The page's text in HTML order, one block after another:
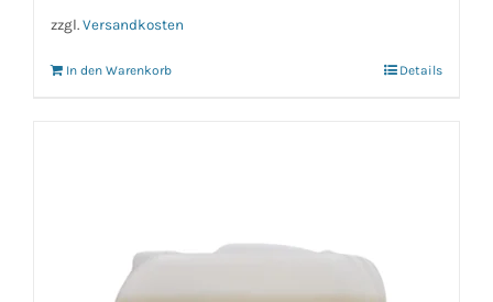
zzgl. Versandkosten
In den Warenkorb Details